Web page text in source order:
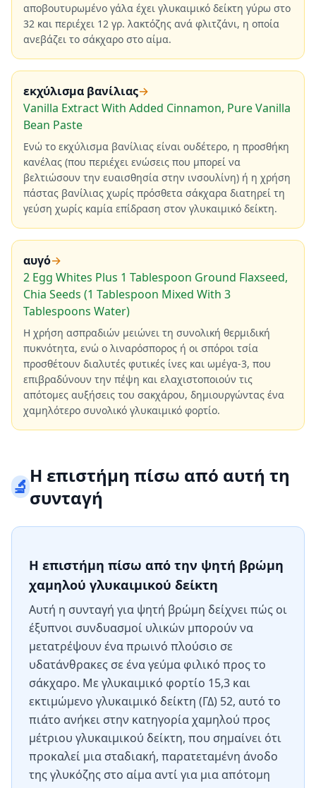
αποβουτυρωμένο γάλα έχει γλυκαιμικό δείκτη γύρω στο
32 και περιέχει 12 γρ. λακτόζης ανά φλιτζάνι, η οποία
ανεβάζει το σάκχαρο στο αίμα.
εκχύλισμα βανίλιας→
Vanilla Extract With Added Cinnamon, Pure Vanilla
Bean Paste
Ενώ το εκχύλισμα βανίλιας είναι ουδέτερο, η προσθήκη
κανέλας (που περιέχει ενώσεις που μπορεί να
βελτιώσουν την ευαισθησία στην ινσουλίνη) ή η χρήση
πάστας βανίλιας χωρίς πρόσθετα σάκχαρα διατηρεί τη
γεύση χωρίς καμία επίδραση στον γλυκαιμικό δείκτη.
αυγό→
2 Egg Whites Plus 1 Tablespoon Ground Flaxseed,
Chia Seeds (1 Tablespoon Mixed With 3
Tablespoons Water)
Η χρήση ασπραδιών μειώνει τη συνολική θερμιδική
πυκνότητα, ενώ ο λιναρόσπορος ή οι σπόροι τσία
προσθέτουν διαλυτές φυτικές ίνες και ωμέγα-3, που
επιβραδύνουν την πέψη και ελαχιστοποιούν τις
απότομες αυξήσεις του σακχάρου, δημιουργώντας ένα
χαμηλότερο συνολικό γλυκαιμικό φορτίο.
🔬Η επιστήμη πίσω από αυτή τη
συνταγή
Η επιστήμη πίσω από την ψητή βρώμη
χαμηλού γλυκαιμικού δείκτη
Αυτή η συνταγή για ψητή βρώμη δείχνει πώς οι
έξυπνοι συνδυασμοί υλικών μπορούν να
μετατρέψουν ένα πρωινό πλούσιο σε
υδατάνθρακες σε ένα γεύμα φιλικό προς το
σάκχαρο. Με γλυκαιμικό φορτίο 15,3 και
εκτιμώμενο γλυκαιμικό δείκτη (ΓΔ) 52, αυτό το
πιάτο ανήκει στην κατηγορία χαμηλού προς
μέτριου γλυκαιμικού δείκτη, που σημαίνει ότι
προκαλεί μια σταδιακή, παρατεταμένη άνοδο
της γλυκόζης στο αίμα αντί για μια απότομη